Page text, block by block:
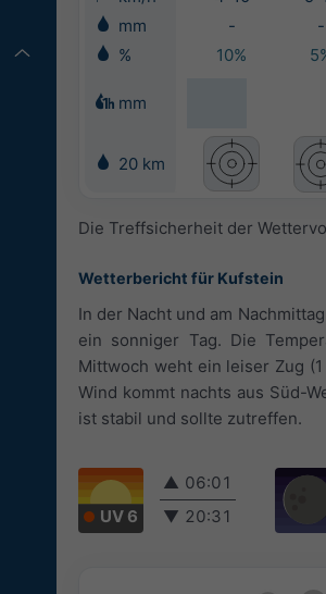
mm
-
-
%
10%
mm
20 km
Die Treffsicherheit der
Wetterbericht für Kufstein
In der Nacht und am
ein sonniger Tag. Die
Mittwoch weht ein leiser Zug
Wind kommt nachts aus Süd-
ist stabil und sollte zutreffen.
UV 6
▲ 06:01
▼ 20:31